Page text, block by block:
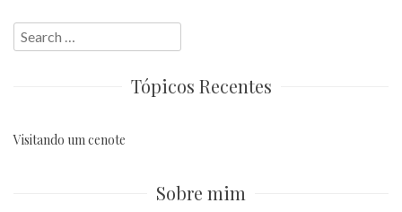
Search
for:
Tópicos Recentes
Visitando um cenote
Sobre mim